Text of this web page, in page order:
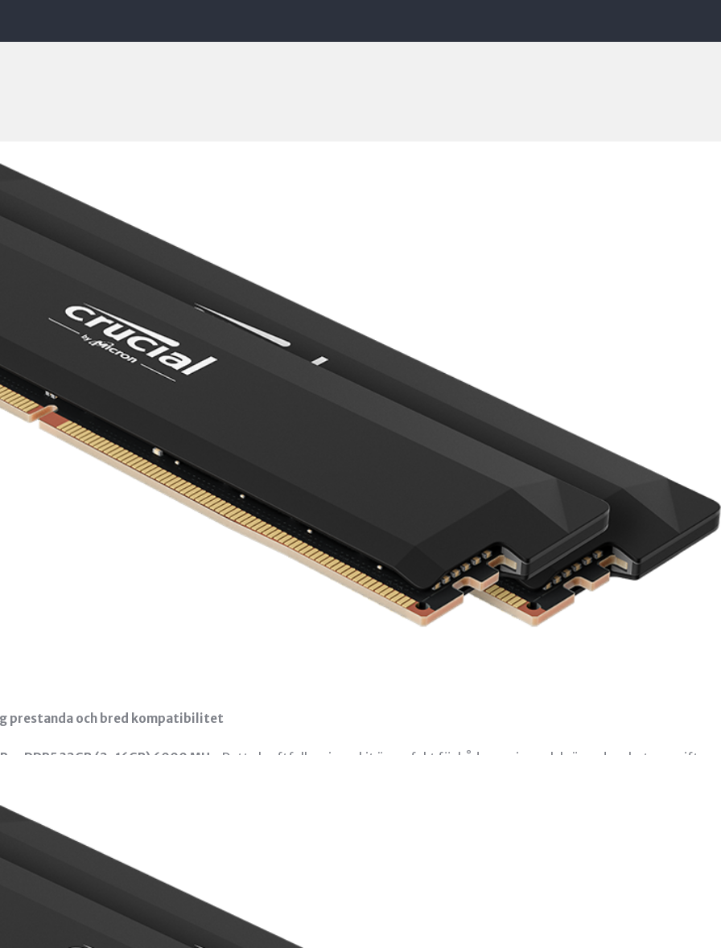
prestanda och bred kompatibilitet
DDR5 32GB (2x16GB) 6000 MHz
. Detta kraftfulla minneskit är perfekt för både gaming och krävande arbetsuppgifter,
på
gör det till ett framtidssäkert val för moderna system.
kan du enkelt aktivera rätt prestandaprofil i BIOS och få ut maximal kapacitet utan krångel – oavsett om du kör Intel- eller
i dual-channel och totalt – perfekt för spel, kreativt arbete och tunga applikationer.